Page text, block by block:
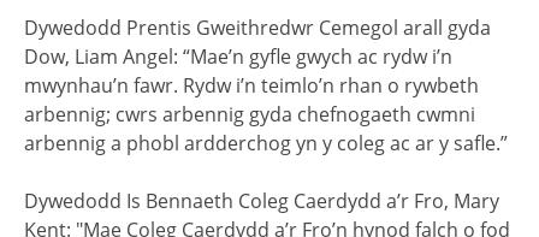
Dywedodd Prentis Gweithredwr Cemegol arall gyda
Dow, Liam Angel: “Mae’n gyfle gwych ac rydw i’n
mwynhau’n fawr. Rydw i’n teimlo’n rhan o rywbeth
arbennig; cwrs arbennig gyda chefnogaeth cwmni
arbennig a phobl ardderchog yn y coleg ac ar y safle.”
Dywedodd Is Bennaeth Coleg Caerdydd a’r Fro, Mary
Kent: "Mae Coleg Caerdydd a’r Fro’n hynod falch o fod